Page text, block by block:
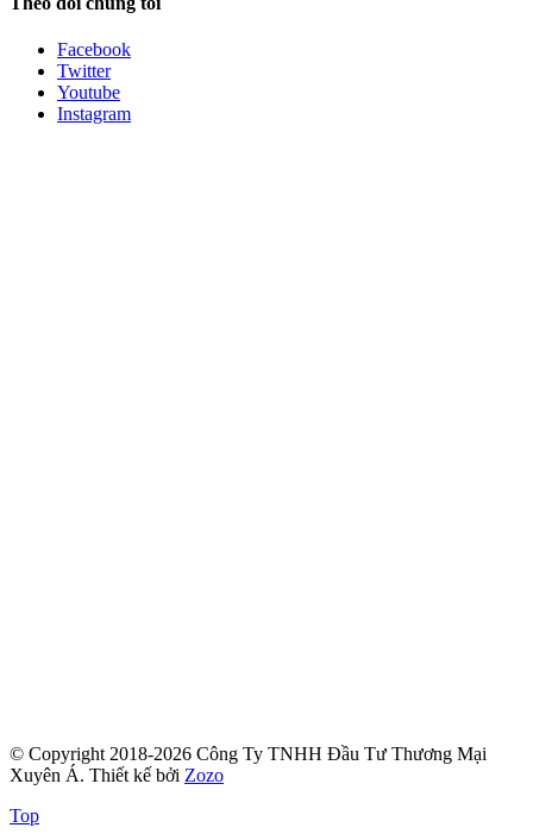
Facebook
Twitter
Youtube
Instagram
© Copyright 2018-2026 Công Ty TNHH Đầu Tư Thương Mại
Xuyên Á. Thiết kế bởi Zozo
Top